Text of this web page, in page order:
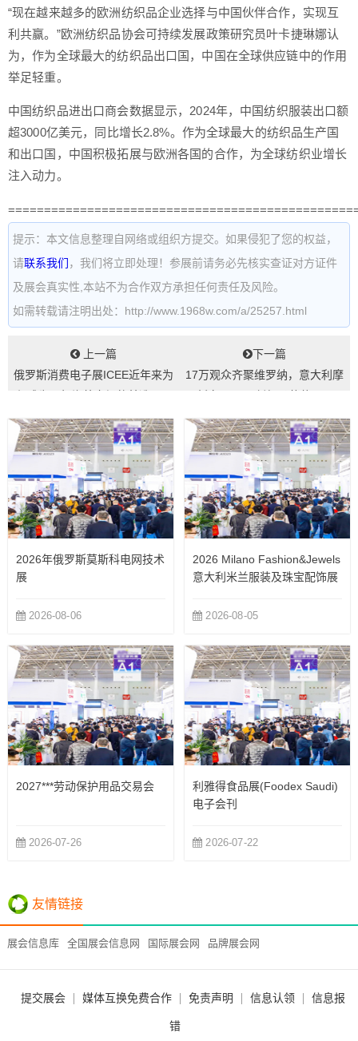
“现在越来越多的欧洲纺织品企业选择与中国伙伴合作，实现互
利共赢。”欧洲纺织品协会可持续发展政策研究员叶卡捷琳娜认
为，作为全球最大的纺织品出口国，中国在全球供应链中的作用
举足轻重。
中国纺织品进出口商会数据显示，2024年，中国纺织服装出口额
超3000亿美元，同比增长2.8%。作为全球最大的纺织品生产国
和出口国，中国积极拓展与欧洲各国的合作，为全球纺织业增长
注入动力。
提示：本文信息整理自网络或组织方提交。如果侵犯了您的权益，
请联系我们 ，我们将立即处理！参展前请务必先核实查证对方证件
及展会真实性,本站不为合作双方承担任何责任及风险。
如需转载请注明出处：http://www.1968w.com/a/25257.html
上一篇
俄罗斯消费电子展ICEE近年来为
下一篇
17万观众齐聚维罗纳，意大利摩
2026年俄罗斯莫斯科电网技术
展
2026-08-06
2026 Milano Fashion&Jewels
意大利米兰服装及珠宝配饰展
2026-08-05
2027***劳动保护用品交易会
2026-07-26
利雅得食品展(Foodex Saudi)
电子会刊
2026-07-22
友情链接
展会信息库 全国展会信息网 国际展会网 品牌展会网
提交展会 媒体互换免费合作 免责声明 信息认领 信息报
错